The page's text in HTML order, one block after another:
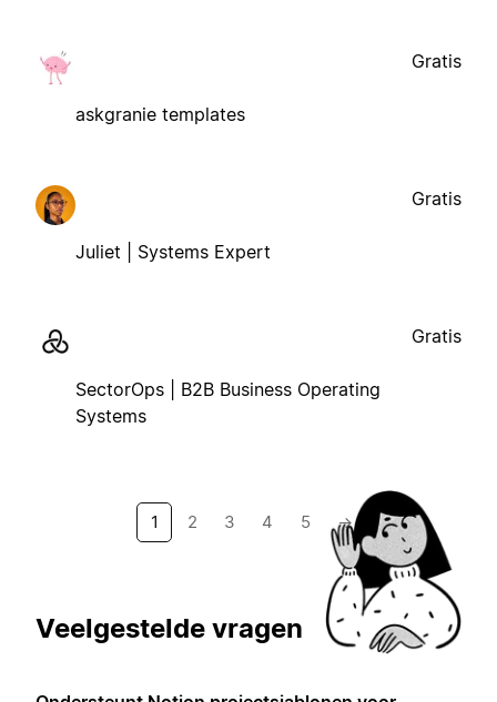
askgranie templates
Gratis
Juliet | Systems Expert
Gratis
SectorOps | B2B Business Operating
Systems
Gratis
1 2 3 4 5 →
Veelgestelde vragen